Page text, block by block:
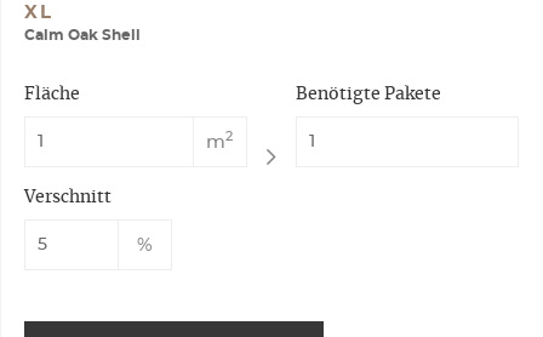
XL
Calm Oak Shell
Fläche
m2
Benötigte Pakete
Verschnitt
%